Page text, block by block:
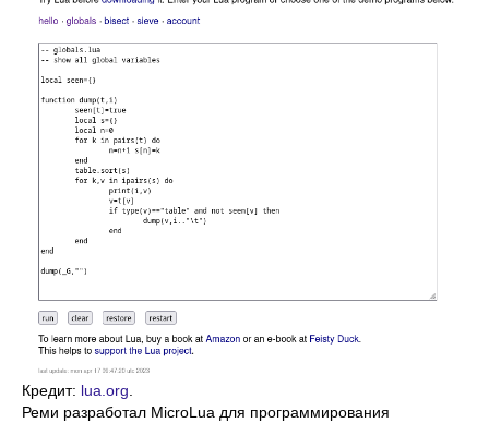
Кредит: lua.org
Реми разработал MicroLua для программирования